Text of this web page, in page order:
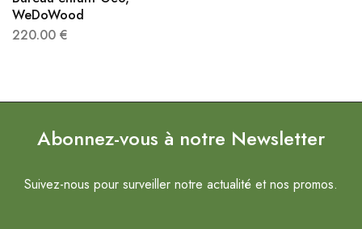
WeDoWood
220.00 €
Abonnez-vous à notre Newsletter
Suivez-nous pour surveiller notre actualité et nos promos.